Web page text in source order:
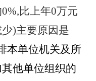
比上年0万元
)主要原因是
本单位机关及所
他单位组织的